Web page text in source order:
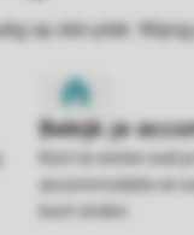
Kom te weten wat
accommodatie en
kunt vinden.